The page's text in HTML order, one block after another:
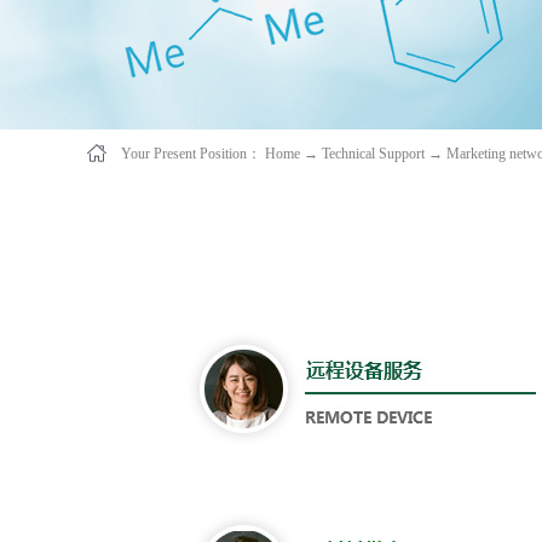
Your Present Position： Home → Technical Support → Marketing